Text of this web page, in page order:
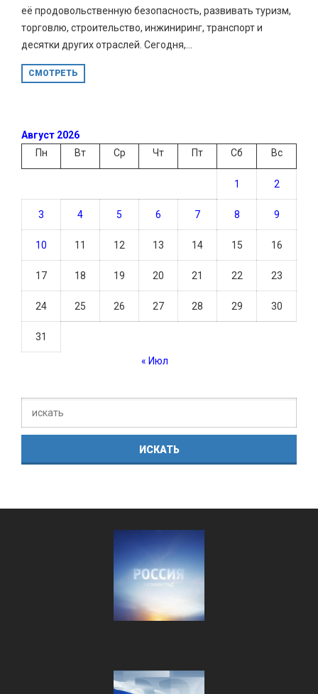
её продовольственную безопасность, развивать туризм,
торговлю, строительство, инжиниринг, транспорт и
десятки других отраслей. Сегодня,...
СМОТРЕТЬ
Август 2026
Пн
Вт Ср Чт Пт Сб Вс
1 2
3 4 5 6 7 8 9
10 11 12 13 14 15 16
17 18 19 20 21 22 23
24 25 26 27 28 29 30
31
« Июл